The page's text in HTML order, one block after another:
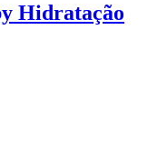
Hidratação